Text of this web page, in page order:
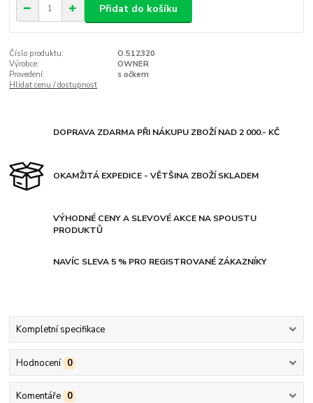
Přidat do košíku
Číslo produktu:
O.512320
Výrobce:
OWNER
Provedení:
s očkem
Hlídat cenu / dostupnost
DOPRAVA ZDARMA PŘI NÁKUPU ZBOŽÍ NAD 2 000.- KČ
OKAMŽITÁ EXPEDICE - VĚTŠINA ZBOŽÍ SKLADEM
VÝHODNÉ CENY A SLEVOVÉ AKCE NA SPOUSTU
PRODUKTŮ
NAVÍC SLEVA 5 % PRO REGISTROVANÉ ZÁKAZNÍKY
Kompletní specifikace
Hodnocení 0
Komentáře 0